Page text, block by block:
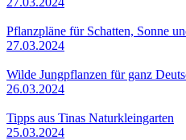
Pflanzpläne für Schatten, Sonne
27.03.2024
Wilde Jungpflanzen für ganz
26.03.2024
Tipps aus Tinas Naturkleingarten
25.03.2024